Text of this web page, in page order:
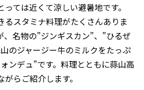
ては近くて涼しい避暑地です。
るスタミナ料理がたくさんありま
、名物の”ジンギスカン”、”ひるぜ
のジャージー牛のミルクをたっぷ
ンデュ”です。料理とともに蒜山高
らご紹介します。